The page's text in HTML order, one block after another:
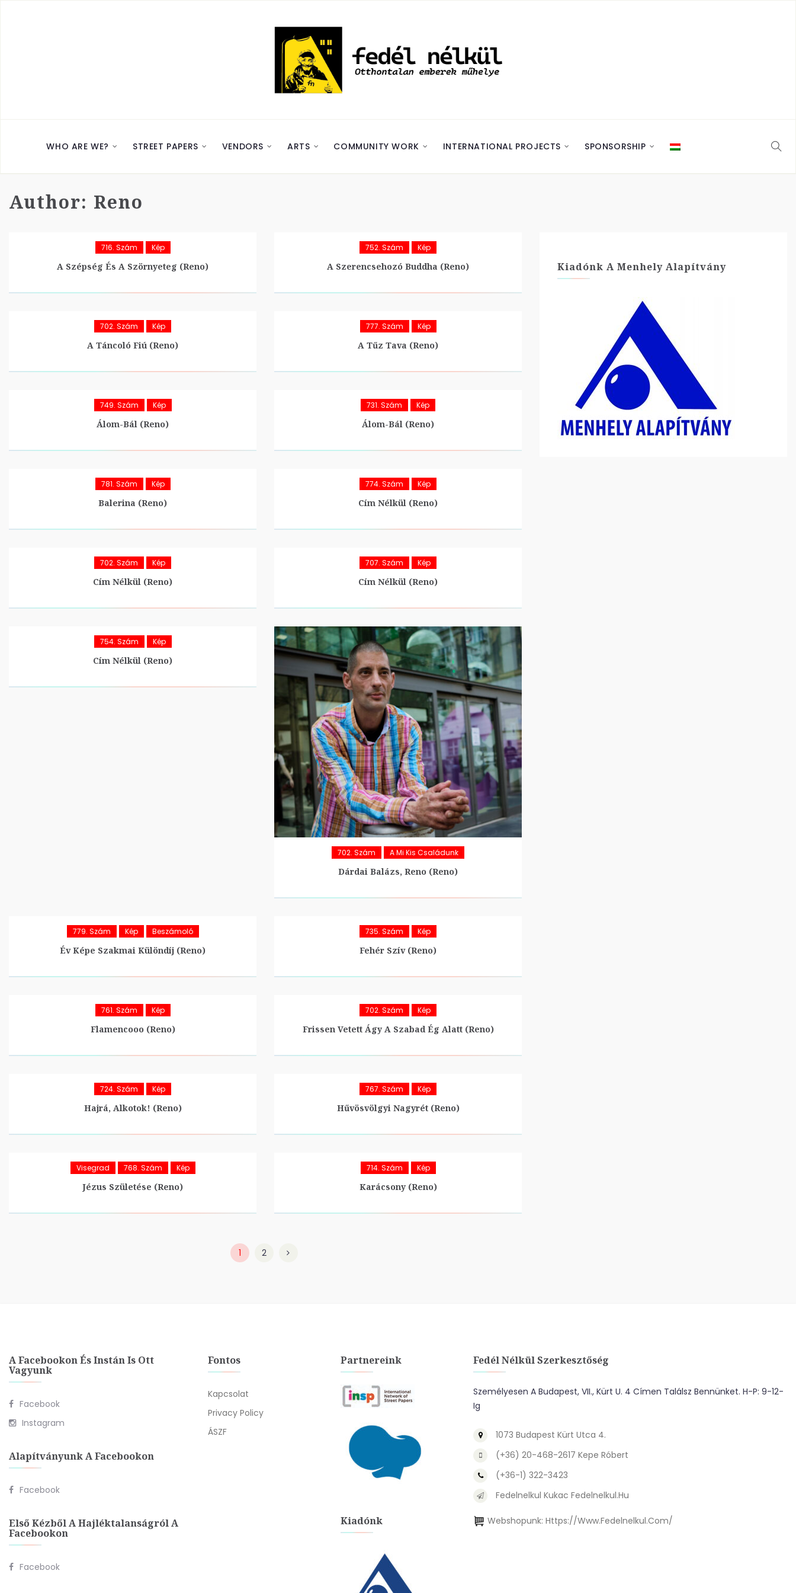
WHO ARE WE? STREET PAPERS VENDORS ARTS COMMUNITY WORK INTERNATIONAL PROJECTS SPONSORSHIP
Author: Reno
716. Szám Kép
A Szépség És A Szörnyeteg (Reno)
752. Szám Kép
A Szerencsehozó Buddha (Reno)
702. Szám Kép
A Táncoló Fiú (Reno)
777. Szám Kép
A Tűz Tava (Reno)
749. Szám Kép
Álom-Bál (Reno)
731. Szám Kép
Álom-Bál (Reno)
781. Szám Kép
Balerina (Reno)
774. Szám Kép
Cím Nélkül (Reno)
702. Szám Kép
Cím Nélkül (Reno)
707. Szám Kép
Cím Nélkül (Reno)
754. Szám Kép
Cím Nélkül (Reno)
702. Szám A Mi Kis Családunk
Dárdai Balázs, Reno (Reno)
779. Szám Kép Beszámoló
Év Képe Szakmai Különdíj (Reno)
735. Szám Kép
Fehér Szív (Reno)
761. Szám Kép
Flamencooo (Reno)
702. Szám Kép
Frissen Vetett Ágy A Szabad Ég Alatt (Reno)
724. Szám Kép
Hajrá, Alkotok! (Reno)
767. Szám Kép
Hűvösvölgyi Nagyrét (Reno)
Visegrad 768. Szám Kép
Jézus Születése (Reno)
714. Szám Kép
Karácsony (Reno)
1 2
Kiadónk A Menhely Alapítvány
A Facebookon És Instán Is Ott
Vagyunk
Facebook
Instagram
Alapítványunk A Facebookon
Facebook
Első Kézből A Hajléktalanságról A
Facebookon
Facebook
Fontos
Kapcsolat
Privacy Policy
ÁSZF
Partnereink
Kiadónk
Fedél Nélkül Szerkesztőség
Személyesen A Budapest, VII., Kürt U. 4 Címen Találsz Bennünket. H-P: 9-12-
Ig
1073 Budapest Kürt Utca 4.
(+36) 20-468-2617 Kepe Róbert
(+36-1) 322-3423
Fedelnelkul Kukac Fedelnelkul.hu
Webshopunk: Https://www.fedelnelkul.com/